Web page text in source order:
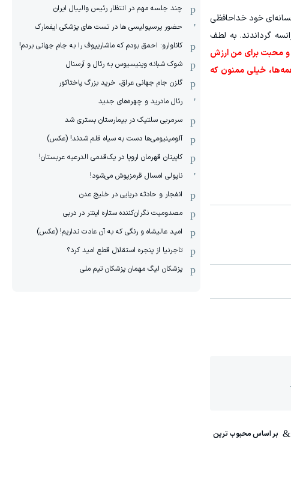
خود خداحافظی
گرداندند. به لطف
و محبت برای من ارزش
خیلی ممنون که
چند جلسه مهم در انتظار رئیس والیبال ایران
حضور پرسپولیسی ها در تست های پزشکی ایفمارک
کاناوارو: احمق بودم که ماشاریپوف را به جام جهانی بردم!
شوک شبانه وینیسیوس به رئال و آرسنال
گلزن جام جهانی عراق، خرید بزرگ پاختاکور
رئال مادرید و چهره‌های جدید
سرمربی سلتیک در بیمارستان بستری شد
آلومینیومی‌ها دست به سیاه قلم شدند! (عکس)
کاپیتان قهرمان اروپا در یک‌قدمی الدرعیه عربستان!
ناپولی امسال قرمزپوش می‌شود!
انفجار و حادثه دریایی در خلیج عدن
مصدومیت نگران‌کننده ستاره اینتر در دربی
امید عالیشاه و رنگی که به آن عادت نداریم! (عکس)
تاجرنیا از پنجره استقلال قطع امید کرد؟
پزشکان لیگ مهمان پزشکان تیم ملی